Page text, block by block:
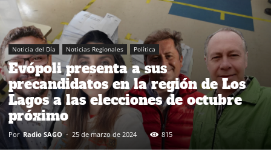
Noticia del Día Noticias Regionales Política
Evópoli presenta a sus
precandidatos en la región de Los
Lagos a las elecciones de octubre
próximo
Por Radio SAGO - 25 de marzo de 2024 815